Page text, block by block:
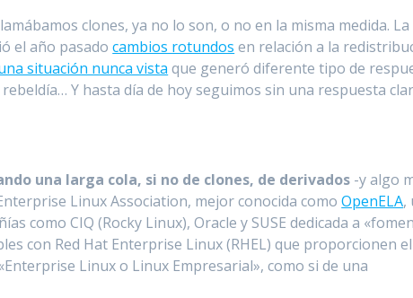
clones, ya no lo son, o no en la misma medida. La
el año pasadocambios rotundos en relación a la
situación nunca vista que generó diferente tipo de
Y hasta día de hoy seguimos sin una respuesta
una larga cola, si no de clones, de derivados -y algo
Linux Association, mejor conocida comoOpenELA,
como CIQ (Rocky Linux), Oracle y SUSE dedicada a
con Red Hat Enterprise Linux (RHEL) que proporcionen el
Linux o Linux Empresarial», como si de una